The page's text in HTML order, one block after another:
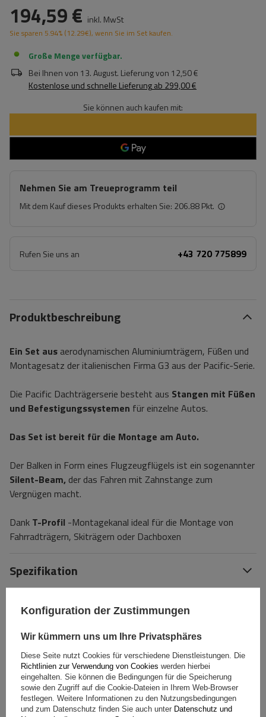
194,59 € inkl. MwSt
Sie sparen 5.94% (12.29€), wenn Sie im Set kaufen.
Große Menge verfügbar
Bei Ihnen von 13. August. Lieferung von 12,50 €
Kostenlose und schnelle Lieferungab 299,00 €
Sie können auch kaufen mit:
Nehmen Sie am Treueprogramm teil
Mit dem Kauf dieses Produkts erhalten Sie: 206.88 Pkt.
Rufen Sie uns an +43 720 775899
Produktbeschreibung
Ein Set aus aerodynamischen Aluminiumträgern, Füßen und
Montagesatz der italienischen Firma G3 aus der Pacific-Serie.
Die Pacific Dachträgerserie besteht aus Stangen mit Füßen
und Befestigungssystemen für einzelne Autos.
Das Set ist bereit für die Montage am Auto.
Der Balken in Form eines Flugzeugflügels ist ein sogenannter
Silent-Beam, der das Fahren mit Zahnstange zum
Vergnügen macht.
Dank T-Profil -Montagekanal ideal für die Montage von
Fahrradträgern, Skiträgern oder Dachboxen
Spezifikation
Das Produkt passt zu Autos
Lieferung
Stelle eine Frage
Bewertungen(0)
Konfiguration der Zustimmungen
Wir kümmern uns um Ihre Privatsphäres
Diese Seite nutzt Cookies für verschiedene Dienstleistungen. Die
Richtlinien zur Verwendung von Cookies werden hierbei
eingehalten. Sie können die Bedingungen für die Speicherung
sowie den Zugriff auf die Cookie-Dateien in Ihrem Web-Browser
festlegen. Weitere Informationen zu den Nutzungsbedingungen
und zum Datenschutz finden Sie auch unter Datenschutz und